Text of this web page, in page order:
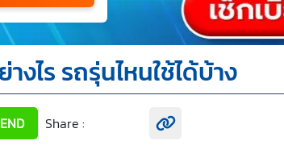
ส่วนบุคคล และยินยอม
อร์เรจ จำกัด รวมถึง
ค้าทางธุรกิจและ/หรือ
ช้ และ/หรือ เปิดเผย
ความอ่อนไหวของ
ารติดต่อและนำเสนอ
งไร รถรุ่นไหนใช้ได้บ้าง
Share : Facebook share
Twitter share